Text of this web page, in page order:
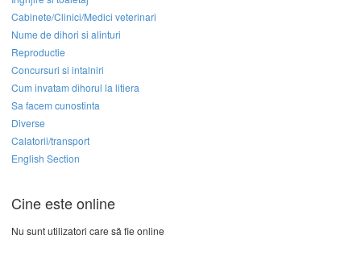
Cabinete/Clinici/Medici veterinari
Nume de dihori si alinturi
Reproductie
Concursuri si intalniri
Cum invatam dihorul la litiera
Sa facem cunostinta
Diverse
Calatorii/transport
English Section
Cine este online
Nu sunt utilizatori care să fie online